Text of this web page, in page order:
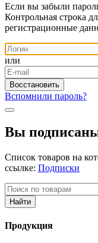
Если вы забыли
Контрольная строка
регистрационные
или
Вспомнили пароль?
Вы
Список товаров на
ссылке: Подписки
Продукция